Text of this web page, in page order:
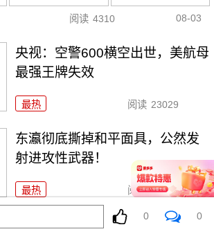
阅读 4310 08-03
央视：空警600横空出世，美航母
最强王牌失效
最热 阅读 23029
东瀛彻底撕掉和平面具，公然发
射进攻性武器！
最热 阅读 11168
美利坚资源收割局：特朗普为何
0 0